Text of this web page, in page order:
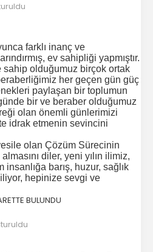
farklı inanç ve
ev sahipliği yapmıştır.
sahip olduğumuz birçok ortak
her geçen gün güç
paylaşan bir toplumun
bir ve beraber olduğumuz
olan önemli günlerimizi
idrak etmenin sevincini
olan Çözüm Sürecinin
diler, yeni yılın ilimiz,
insanlığa barış, huzur, sağlık
hepinize sevgi ve
BULUNDU